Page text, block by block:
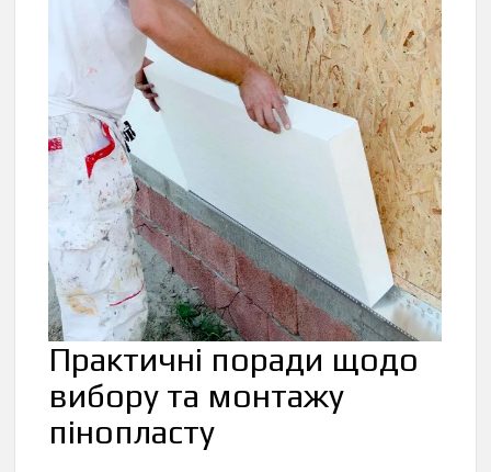
Практичні поради щодо
вибору та монтажу
пінопласту